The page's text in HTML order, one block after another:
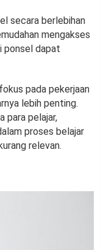
secara berlebihan
mengakses
ponsel dapat
pada pekerjaan
lebih penting.
para pelajar,
proses belajar
relevan.